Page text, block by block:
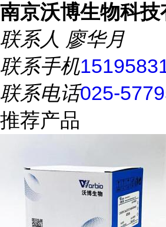
南京沃博生物科技
联系人 廖华月
联系手机
联系电话025-
推荐产品